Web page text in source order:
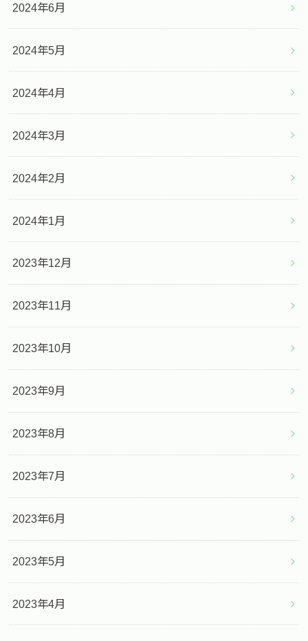
2024年6月
2024年5月
2024年4月
2024年3月
2024年2月
2024年1月
2023年12月
2023年11月
2023年10月
2023年9月
2023年8月
2023年7月
2023年6月
2023年5月
2023年4月